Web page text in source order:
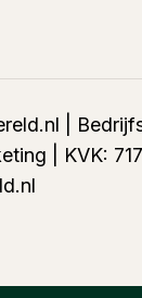
|
| KVK: